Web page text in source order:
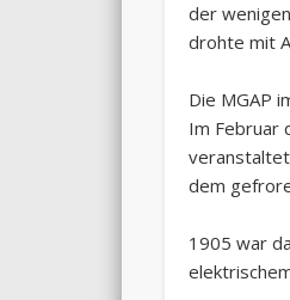
der
drohte mit
Die MGAP
Im Februar
dem
1905 war